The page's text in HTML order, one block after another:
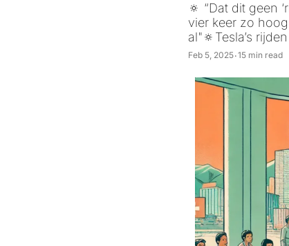
🔅 “Dat dit geen
vier keer zo
al"🔅Tesla’s
Feb 5, 2025•15 min read